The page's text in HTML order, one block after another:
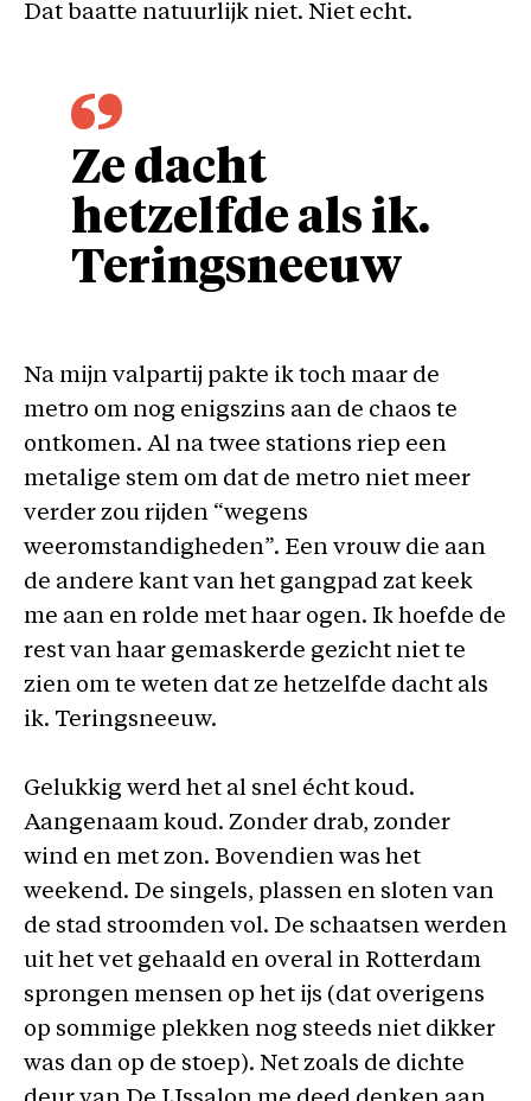
Dat baatte natuurlijk niet. Niet echt.
Ze dacht
hetzelfde als ik.
Teringsneeuw
Na mijn valpartij pakte ik toch maar de
metro om nog enigszins aan de chaos te
ontkomen. Al na twee stations riep een
metalige stem om dat de metro niet meer
verder zou rijden “wegens
weeromstandigheden”. Een vrouw die aan
de andere kant van het gangpad zat keek
me aan en rolde met haar ogen. Ik hoefde de
rest van haar gemaskerde gezicht niet te
zien om te weten dat ze hetzelfde dacht als
ik. Teringsneeuw.
Gelukkig werd het al snel écht koud.
Aangenaam koud. Zonder drab, zonder
wind en met zon. Bovendien was het
weekend. De singels, plassen en sloten van
de stad stroomden vol. De schaatsen werden
uit het vet gehaald en overal in Rotterdam
sprongen mensen op het ijs (dat overigens
op sommige plekken nog steeds niet dikker
was dan op de stoep). Net zoals de dichte